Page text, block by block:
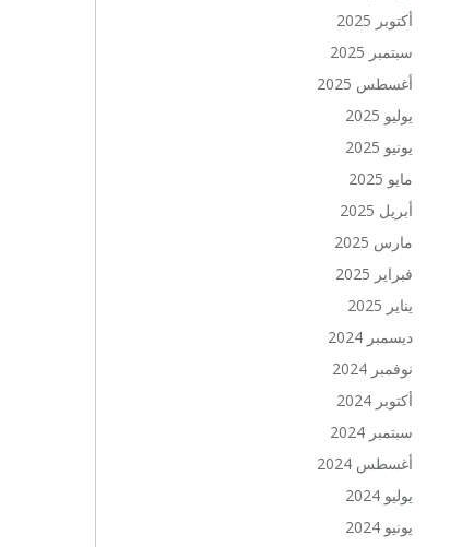
أكتوبر 2025
سبتمبر 2025
أغسطس 2025
يوليو 2025
يونيو 2025
مايو 2025
أبريل 2025
مارس 2025
فبراير 2025
يناير 2025
ديسمبر 2024
نوفمبر 2024
أكتوبر 2024
سبتمبر 2024
أغسطس 2024
يوليو 2024
يونيو 2024